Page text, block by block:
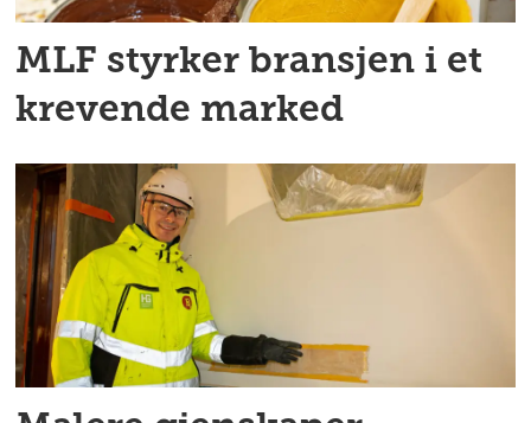
MLF styrker bransjen i et
krevende marked